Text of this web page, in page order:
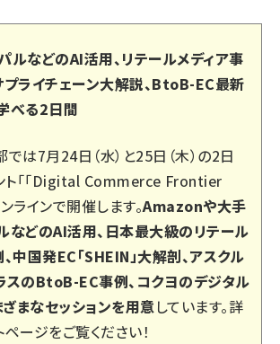
などのAI活用、リテールメディア事
プライチェーン大解説、BtoB-EC最新
べる2日間
は7月24日（水）と25日（木）の2日
「「Digital Commerce Frontier
ラインで開催します。Amazonや大手
などのAI活用、日本最大級のリテール
中国発EC「SHEIN」大解剖、アスクル
スのBtoB-EC事例、コクヨのデジタル
ざまなセッションを用意しています。詳
ージをご覧ください！